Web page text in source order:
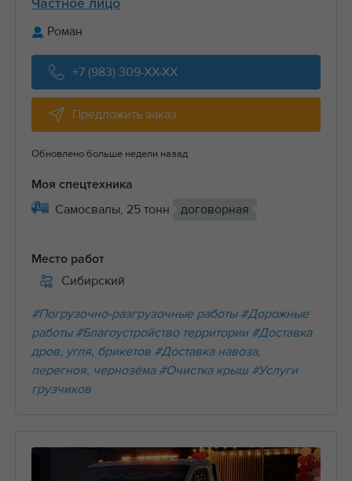
Частное лицо
Роман
+7 (983) 309-XX-XX
Предложить заказ
Обновлено больше недели назад
Моя спецтехника
Самосвалы, 25 тонн договорная
Место работ
Сибирский
#Погрузочно-разгрузочные работы #Дорожные
работы #Благоустройство территории #Доставка
дров, угля, брикетов #Доставка навоза,
перегноя, чернозёма #Очистка крыш #Услуги
грузчиков